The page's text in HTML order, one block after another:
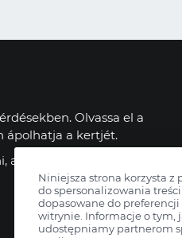
Olvassa el a
ápolhatja a kertjét.
hasznosak az
Niniejsza strona korzysta
do spersonalizowania
dopasowane do
witrynie. Informacje o tym,
udostępniamy partnerom